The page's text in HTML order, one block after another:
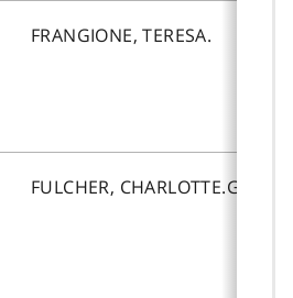
FRANGIONE, TERESA.
FULCHER, CHARLOTTE.GRACE.